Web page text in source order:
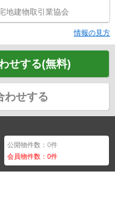
地建物取引業協会
情報の見方
せする(無料)
わせする
公開物件数：0件
会員物件数：0件